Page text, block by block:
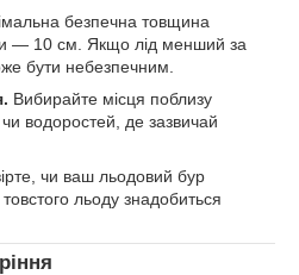
безпечна товщина
— 10 см. Якщо лід менший за
бути небезпечним.
Вибирайте місця поблизу
водоростей, де зазвичай
чи ваш льодовий бур
льоду знадобиться